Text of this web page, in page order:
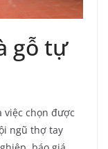
gỗ tự
chọn được
ngũ thợ tay